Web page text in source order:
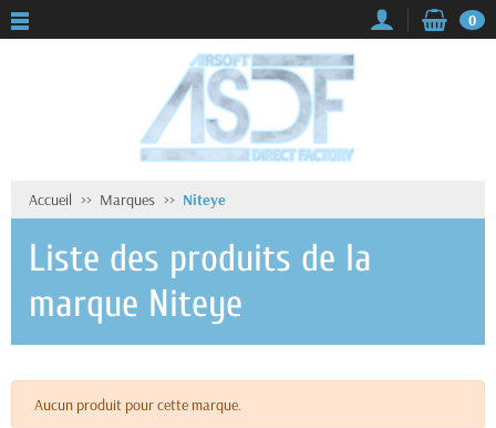
0
Accueil Marques Niteye
Liste des produits de la
marque Niteye
Aucun produit pour cette marque.